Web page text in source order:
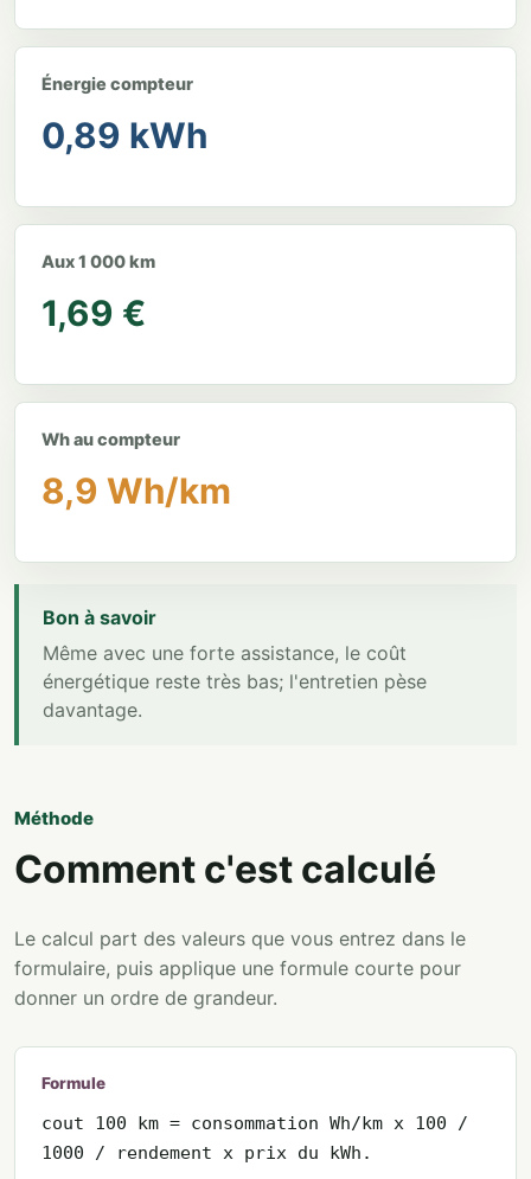
Énergie compteur
0,89 kWh
Aux 1 000 km
1,69 €
Wh au compteur
8,9 Wh/km
Bon à savoir
Même avec une forte assistance, le coût
énergétique reste très bas; l'entretien pèse
davantage.
Méthode
Comment c'est calculé
Le calcul part des valeurs que vous entrez dans le
formulaire, puis applique une formule courte pour
donner un ordre de grandeur.
Formule
cout 100 km = consommation Wh/km x 100 /
1000 / rendement x prix du kWh.